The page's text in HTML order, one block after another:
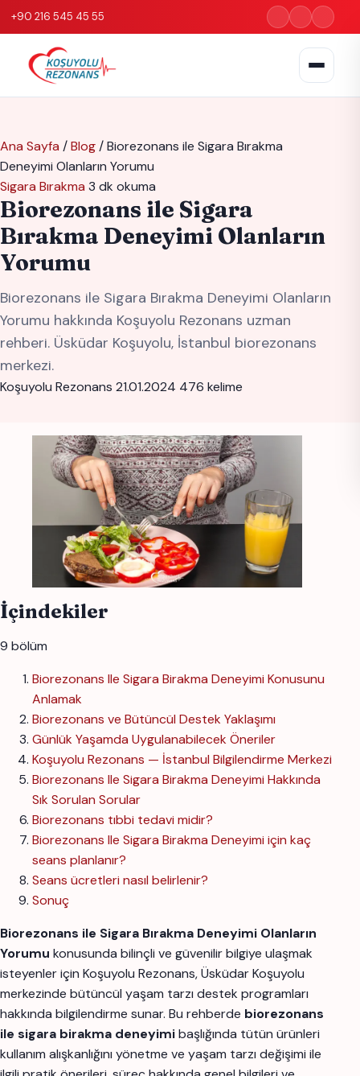
+90 216 545 45 55
Ana Sayfa /Blog/Biorezonans ile Sigara Bırakma
Deneyimi Olanların Yorumu
Sigara Bırakma 3 dk okuma
Biorezonans ile Sigara
Bırakma Deneyimi Olanların
Yorumu
Biorezonans ile Sigara Bırakma Deneyimi Olanların
Yorumu hakkında Koşuyolu Rezonans uzman
rehberi. Üsküdar Koşuyolu, İstanbul biorezonans
merkezi.
Koşuyolu Rezonans 21.01.2024 476 kelime
İçindekiler
9 bölüm
Biorezonans Ile Sigara Birakma Deneyimi Konusunu
Anlamak
Biorezonans ve Bütüncül Destek Yaklaşımı
Günlük Yaşamda Uygulanabilecek Öneriler
Koşuyolu Rezonans — İstanbul Bilgilendirme Merkezi
Biorezonans Ile Sigara Birakma Deneyimi Hakkında
Sık Sorulan Sorular
Biorezonans tıbbi tedavi midir?
Biorezonans Ile Sigara Birakma Deneyimi için kaç
seans planlanır?
Seans ücretleri nasıl belirlenir?
Sonuç
Biorezonans ile Sigara Bırakma Deneyimi Olanların
Yorumu konusunda bilinçli ve güvenilir bilgiye ulaşmak
isteyenler için Koşuyolu Rezonans, Üsküdar Koşuyolu
merkezinde bütüncül yaşam tarzı destek programları
hakkında bilgilendirme sunar. Bu rehberde biorezonans
ile sigara birakma deneyimibaşlığında tütün ürünleri
kullanım alışkanlığını yönetme ve yaşam tarzı değişimi ile